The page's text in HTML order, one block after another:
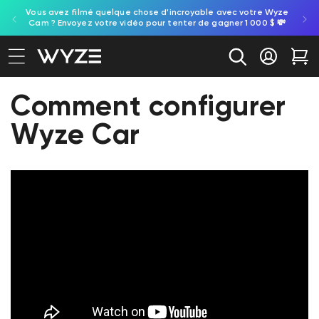
au contenu
d'accessibilité
Vous avez filmé quelque chose d'incroyable avec votre Wyze
Cam ? Envoyez votre vidéo pour tenter de gagner 1 000 $ 💸
Se
Comment configurer
Wyze Car